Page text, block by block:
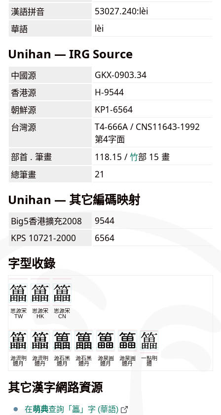
漢語拼音
53027.240:lèi
華語
lèi
Unihan — IRG Source
中國源
GKX-0903.34
香港源
H-9544
朝鮮源
KP1-6564
台灣源
T4-666A / CNS11643-1992
第4字面
部首 . 筆畫
118.15 /⽵部 15 畫
總筆畫
21
Unihan — 其它編碼映射
Big5香港擴充2008
9544
KPS 10721-2000
6564
字型收錄
思源宋
TW
思源宋
HK
思源宋
CN
源流明
體月
源流明
體丹
源石黑
體月
源石黑
體丹
源泉圓
體月
源泉圓
體丹
一點明
體
其它漢字網路資源
在萌典查詢「䉪」字 (華語)